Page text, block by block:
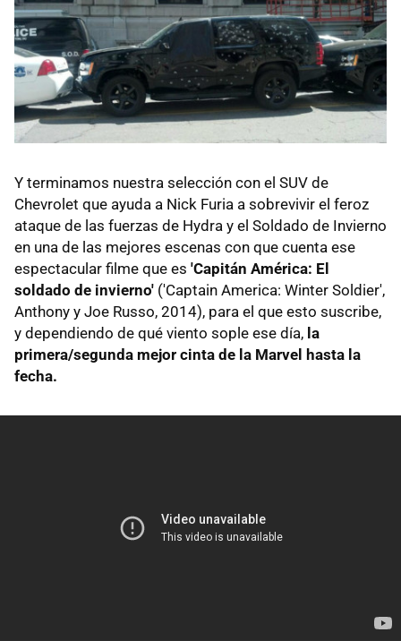
Y terminamos nuestra selección con el SUV de
Chevrolet que ayuda a Nick Furia a sobrevivir el feroz
ataque de las fuerzas de Hydra y el Soldado de Invierno
en una de las mejores escenas con que cuenta ese
espectacular filme que es 'Capitán América: El
soldado de invierno' ('Captain America: Winter Soldier',
Anthony y Joe Russo, 2014), para el que esto suscribe,
y dependiendo de qué viento sople ese día, la
primera/segunda mejor cinta de la Marvel hasta la
fecha.